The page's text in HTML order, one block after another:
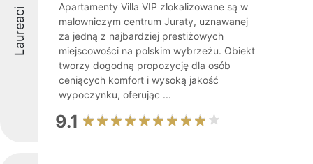
Laureaci
Apartamenty Villa VIP zlokalizowane są w
malowniczym centrum Juraty, uznawanej
za jedną z najbardziej prestiżowych
miejscowości na polskim wybrzeżu. Obiekt
tworzy dogodną propozycję dla osób
ceniących komfort i wysoką jakość
wypoczynku, oferując ...
9.1